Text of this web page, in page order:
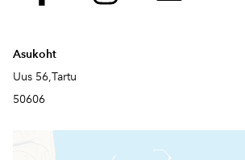
Asukoht
Uus 56,Tartu
50606